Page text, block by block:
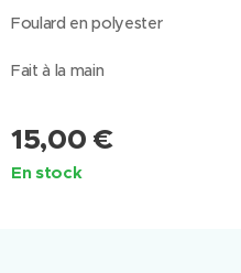
Foulard en polyester
Fait à la main
15,00 €
En stock